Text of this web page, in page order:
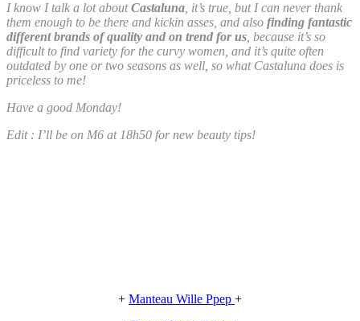
I know I talk a lot aboutCastaluna , it’s true, but I can never thank
them enough to be there and kickin asses, and also finding fantastic
different brands of quality and on trend for us , because it’s so
difficult to find variety for the curvy women, and it’s quite often
outdated by one or two seasons as well, so what Castaluna does is
priceless to me!
Have a good Monday!
Edit : I’ll be on M6 at 18h50 for new beauty tips!
+ Manteau Wille Ppep +